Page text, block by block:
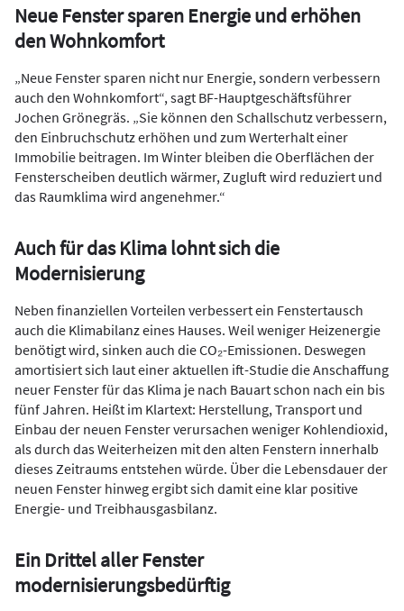
Neue Fenster sparen Energie und erhöhen
den Wohnkomfort
„Neue Fenster sparen nicht nur Energie, sondern verbessern
auch den Wohnkomfort“, sagt BF-Hauptgeschäftsführer
Jochen Grönegräs. „Sie können den Schallschutz verbessern,
den Einbruchschutz erhöhen und zum Werterhalt einer
Immobilie beitragen. Im Winter bleiben die Oberflächen der
Fensterscheiben deutlich wärmer, Zugluft wird reduziert und
das Raumklima wird angenehmer.“
Auch für das Klima lohnt sich die
Modernisierung
Neben finanziellen Vorteilen verbessert ein Fenstertausch
auch die Klimabilanz eines Hauses. Weil weniger Heizenergie
benötigt wird, sinken auch die CO₂-Emissionen. Deswegen
amortisiert sich laut einer aktuellen ift-Studie die Anschaffung
neuer Fenster für das Klima je nach Bauart schon nach ein bis
fünf Jahren. Heißt im Klartext: Herstellung, Transport und
Einbau der neuen Fenster verursachen weniger Kohlendioxid,
als durch das Weiterheizen mit den alten Fenstern innerhalb
dieses Zeitraums entstehen würde. Über die Lebensdauer der
neuen Fenster hinweg ergibt sich damit eine klar positive
Energie- und Treibhausgasbilanz.
Ein Drittel aller Fenster
modernisierungsbedürftig